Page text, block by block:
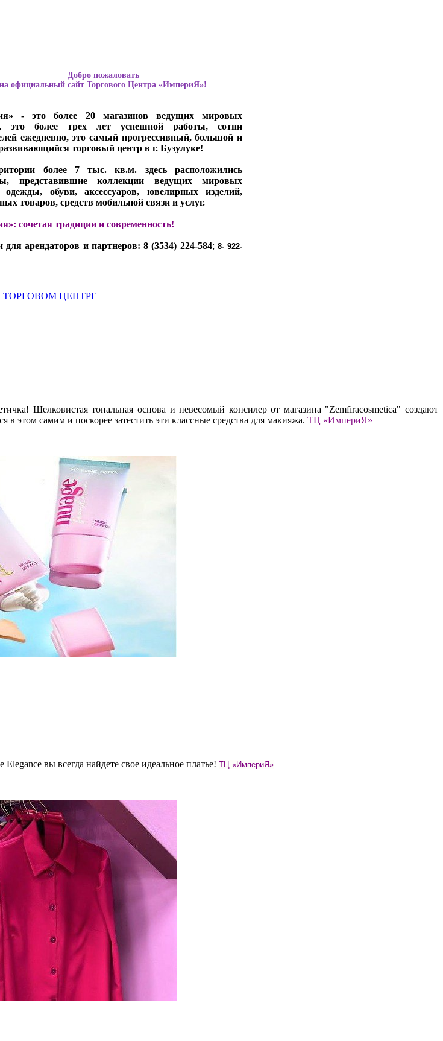
Добро пожаловать
на официальный сайт Торгового Центра «ИмпериЯ»!
- это более 20 магазинов ведущих мировых
это более трех лет успешной работы, сотни
ежедневно, это самый прогрессивный, большой и
торговый центр в г. Бузулуке!
более 7 тыс. кв.м. здесь расположились
представившие коллекции ведущих мировых
одежды, обуви, аксессуаров, ювелирных изделий,
товаров, средств мобильной связи и услуг.
сочетая традиции и современность!
для арендаторов и партнеров: 8 (3534) 224-584; 8- 922-
ТОРГОВОМ ЦЕНТРЕ
Шелковистая тональная основа и невесомый консилер от магазина "Zemfiracosmetica" создают
самим и поскорее затестить эти классные средства для макияжа. ТЦ «ИмпериЯ»
вы всегда найдете свое идеальное платье! ТЦ «ИмпериЯ»